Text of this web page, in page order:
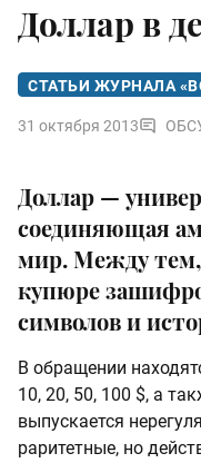
Доллар в
СТАТЬИ ЖУРНАЛА
31 октября 2013
Доллар —
соединяющая
мир. Между тем,
купюре
символов и
В обращении
10, 20, 50, 100 $, а
выпускается
раритетные, но